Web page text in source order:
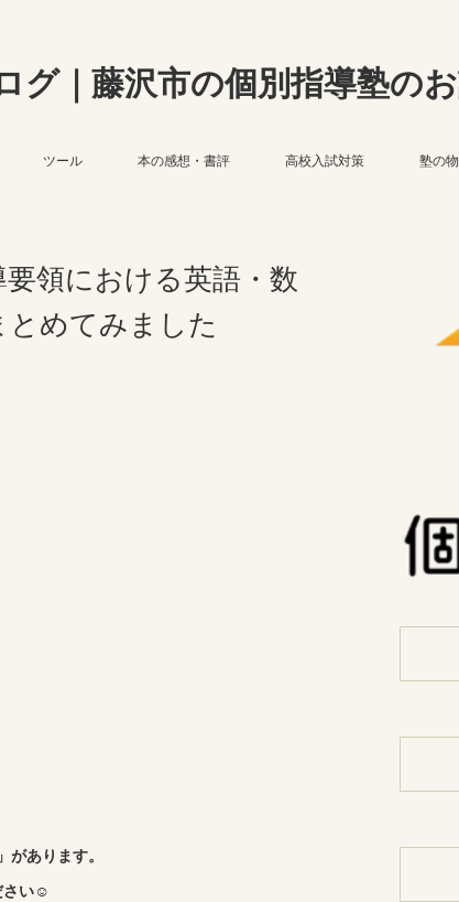
グ｜藤沢市の個別指導塾の
ツール 本の感想・書評 高校入試対策 塾の
領における英語・数
めてみました
あります。
さい☺︎